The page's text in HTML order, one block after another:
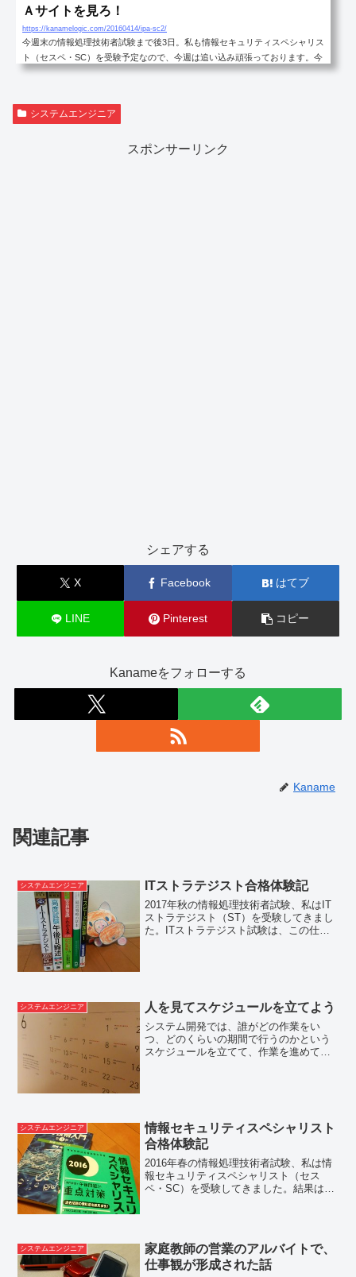
Ａサイトを見ろ！
https://kanamelogic.com/20160414/ipa-sc2/
今週末の情報処理技術者試験まで後3日。私も情報セキュリティスペシャリス
ト（セスペ・SC）を受験予定なので、今週は追い込み頑張っております。今
回、過去問を解いたり勉強サイトを見たりして気付いたのですが、このセス
有用です。本記事では、セスペの午後対策についてまとめました。セスペの
午後試験は、専門知識と国語力が重要セスペの午後試験は、他の高度区分と
システムエンジニア
スポンサーリンク
シェアする
X Facebook はてブ
LINE Pinterest コピー
Kanameをフォローする
Kaname
関連記事
システムエンジニア ITストラテジスト合格体験記
2017年秋の情報処理技術者試験、私はIT
ストラテジスト（ST）を受験してきまし
た。ITストラテジスト試験は、この仕事
システムエンジニア 人を見てスケジュールを立てよう
システム開発では、誰がどの作業をい
つ、どのくらいの期間で行うのかという
スケジュールを立てて、作業を進めてい
システムエンジニア
情報セキュリティスペシャリスト
合格体験記
2016年春の情報処理技術者試験、私は情
報セキュリティスペシャリスト（セス
ペ・SC）を受験してきました。結果はな
報セキュリティスペシ...
システムエンジニア
家庭教師の営業のアルバイトで、
仕事観が形成された話